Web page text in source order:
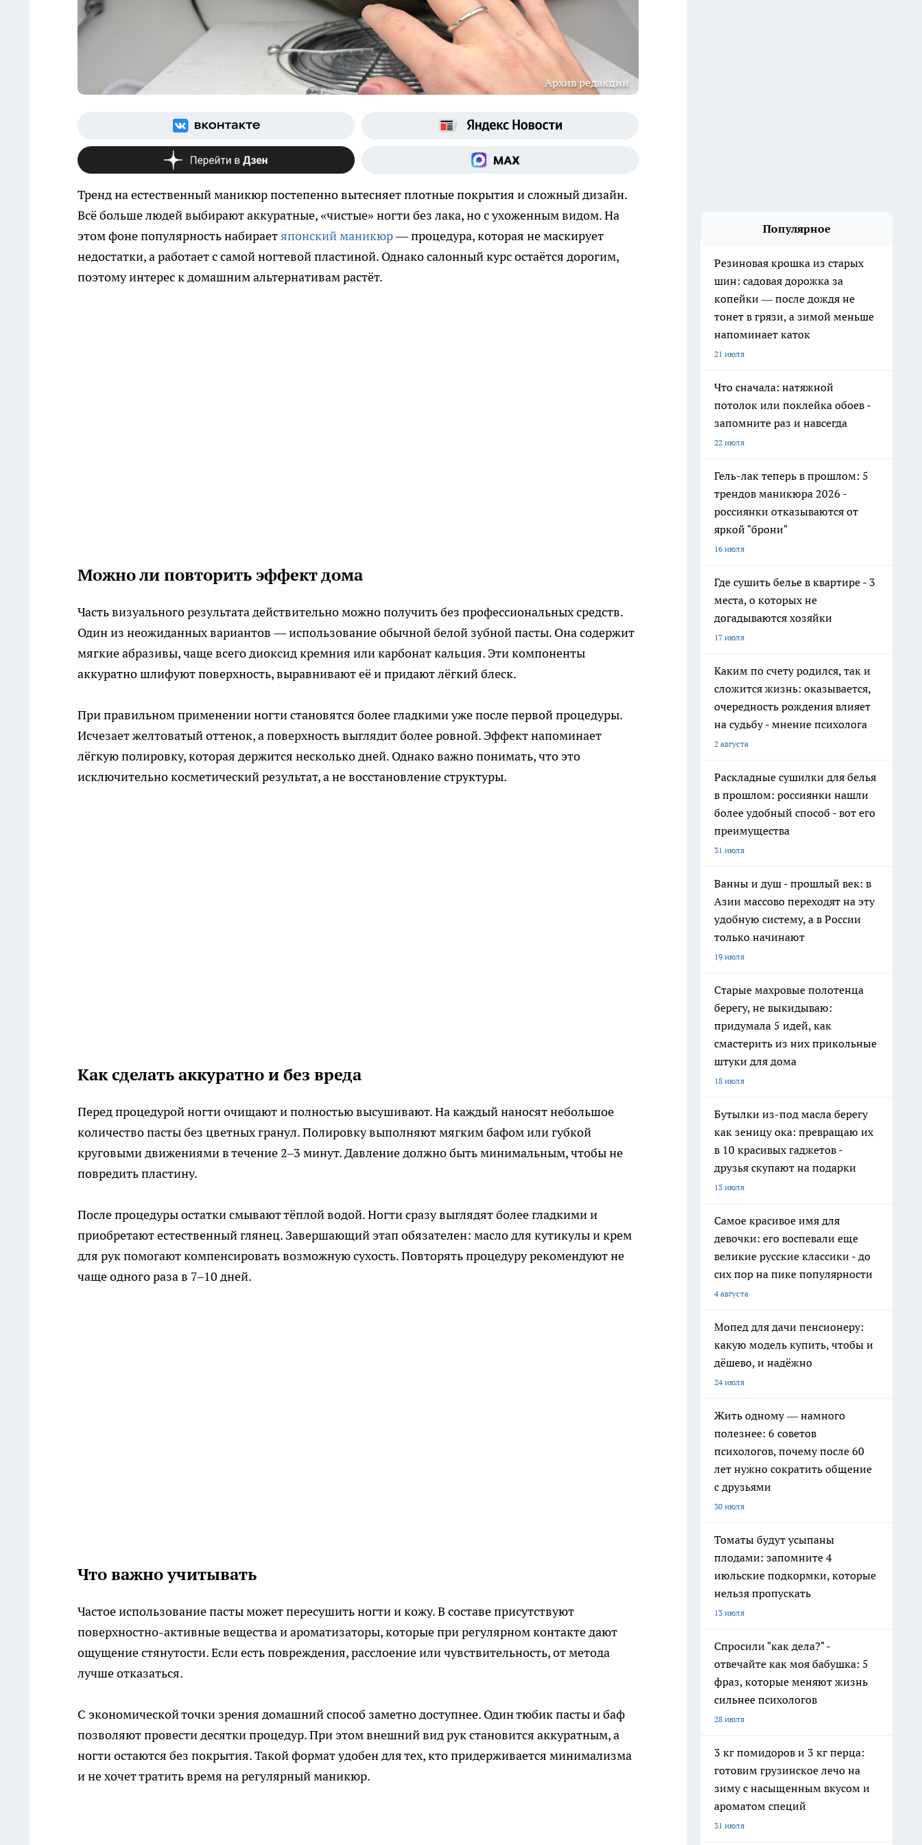
Архив редакции
Тренд на естественный маникюр постепенно вытесняет плотные покрытия и сложный дизайн.
Всё больше людей выбирают аккуратные, «чистые» ногти без лака, но с ухоженным видом. На
этом фоне популярность набираетяпонский маникюр— процедура, которая не маскирует
недостатки, а работает с самой ногтевой пластиной. Однако салонный курс остаётся дорогим,
поэтому интерес к домашним альтернативам растёт.
Можно ли повторить эффект дома
Часть визуального результата действительно можно получить без профессиональных средств.
Один из неожиданных вариантов — использование обычной белой зубной пасты. Она содержит
мягкие абразивы, чаще всего диоксид кремния или карбонат кальция. Эти компоненты
аккуратно шлифуют поверхность, выравнивают её и придают лёгкий блеск.
При правильном применении ногти становятся более гладкими уже после первой процедуры.
Исчезает желтоватый оттенок, а поверхность выглядит более ровной. Эффект напоминает
лёгкую полировку, которая держится несколько дней. Однако важно понимать, что это
исключительно косметический результат, а не восстановление структуры.
Как сделать аккуратно и без вреда
Перед процедурой ногти очищают и полностью высушивают. На каждый наносят небольшое
количество пасты без цветных гранул. Полировку выполняют мягким бафом или губкой
круговыми движениями в течение 2–3 минут. Давление должно быть минимальным, чтобы не
повредить пластину.
После процедуры остатки смывают тёплой водой. Ногти сразу выглядят более гладкими и
приобретают естественный глянец. Завершающий этап обязателен: масло для кутикулы и крем
для рук помогают компенсировать возможную сухость. Повторять процедуру рекомендуют не
чаще одного раза в 7–10 дней.
Что важно учитывать
Частое использование пасты может пересушить ногти и кожу. В составе присутствуют
поверхностно-активные вещества и ароматизаторы, которые при регулярном контакте дают
ощущение стянутости. Если есть повреждения, расслоение или чувствительность, от метода
лучше отказаться.
С экономической точки зрения домашний способ заметно доступнее. Один тюбик пасты и баф
позволяют провести десятки процедур. При этом внешний вид рук становится аккуратным, а
ногти остаются без покрытия. Такой формат удобен для тех, кто придерживается минимализма
и не хочет тратить время на регулярный маникюр.
Популярное
Резиновая крошка из старых
шин: садовая дорожка за
копейки — после дождя не
тонет в грязи, а зимой меньше
напоминает каток
21 июля
Что сначала: натяжной
потолок или поклейка обоев -
запомните раз и навсегда
22 июля
Гель-лак теперь в прошлом: 5
трендов маникюра 2026 -
россиянки отказываются от
яркой "брони"
16 июля
Где сушить белье в квартире - 3
места, о которых не
догадываются хозяйки
17 июля
Каким по счету родился, так и
сложится жизнь: оказывается,
очередность рождения влияет
на судьбу - мнение психолога
2 августа
Раскладные сушилки для белья
в прошлом: россиянки нашли
более удобный способ - вот его
преимущества
31 июля
Ванны и душ - прошлый век: в
Азии массово переходят на эту
удобную систему, а в России
только начинают
19 июля
Старые махровые полотенца
берегу, не выкидываю:
придумала 5 идей, как
смастерить из них прикольные
штуки для дома
18 июля
Бутылки из-под масла берегу
как зеницу ока: превращаю их
в 10 красивых гаджетов -
друзья скупают на подарки
13 июля
Самое красивое имя для
девочки: его воспевали еще
великие русские классики - до
сих пор на пике популярности
4 августа
Мопед для дачи пенсионеру:
какую модель купить, чтобы и
дёшево, и надёжно
24 июля
Жить одному — намного
полезнее: 6 советов
психологов, почему после 60
лет нужно сократить общение
с друзьями
30 июля
Томаты будут усыпаны
плодами: запомните 4
июльские подкормки, которые
нельзя пропускать
13 июля
Спросили "как дела?" -
отвечайте как моя бабушка: 5
фраз, которые меняют жизнь
сильнее психологов
28 июля
3 кг помидоров и 3 кг перца:
готовим грузинское лечо на
зиму с насыщенным вкусом и
ароматом специй
31 июля